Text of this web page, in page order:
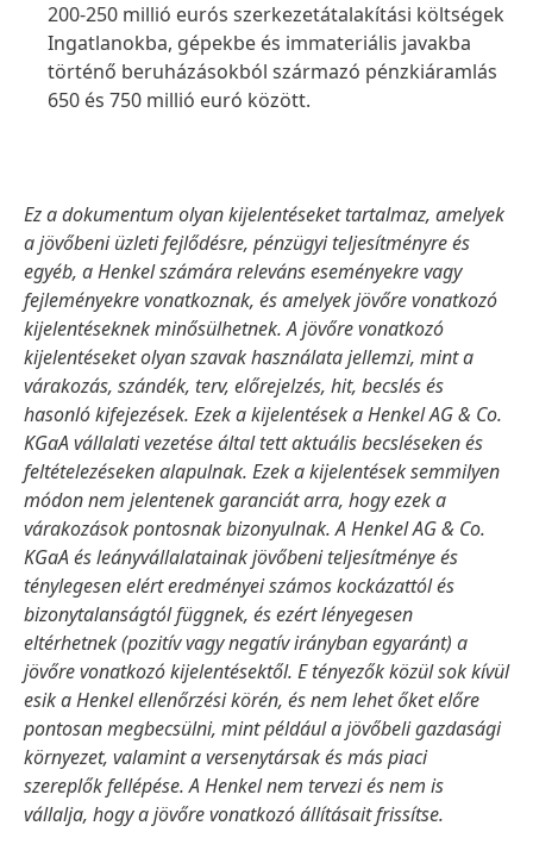
200-250 millió eurós szerkezetátalakítási költségek
Ingatlanokba, gépekbe és immateriális javakba
történő beruházásokból származó pénzkiáramlás
650 és 750 millió euró között.
Ez a dokumentum olyan kijelentéseket tartalmaz, amelyek
a jövőbeni üzleti fejlődésre, pénzügyi teljesítményre és
egyéb, a Henkel számára releváns eseményekre vagy
fejleményekre vonatkoznak, és amelyek jövőre vonatkozó
kijelentéseknek minősülhetnek. A jövőre vonatkozó
kijelentéseket olyan szavak használata jellemzi, mint a
várakozás, szándék, terv, előrejelzés, hit, becslés és
hasonló kifejezések. Ezek a kijelentések a Henkel AG & Co.
KGaA vállalati vezetése által tett aktuális becsléseken és
feltételezéseken alapulnak. Ezek a kijelentések semmilyen
módon nem jelentenek garanciát arra, hogy ezek a
várakozások pontosnak bizonyulnak. A Henkel AG & Co.
KGaA és leányvállalatainak jövőbeni teljesítménye és
ténylegesen elért eredményei számos kockázattól és
bizonytalanságtól függnek, és ezért lényegesen
eltérhetnek(pozitív vagy negatív irányban egyaránt) a
jövőre vonatkozó kijelentésektől. E tényezők közül sok kívül
esik a Henkel ellenőrzési körén, és nem lehet őket előre
pontosan megbecsülni, mint például a jövőbeli gazdasági
környezet, valamint a versenytársak és más piaci
szereplők fellépése. A Henkel nem tervezi és nem is
vállalja, hogy a jövőre vonatkozó állításait frissítse.